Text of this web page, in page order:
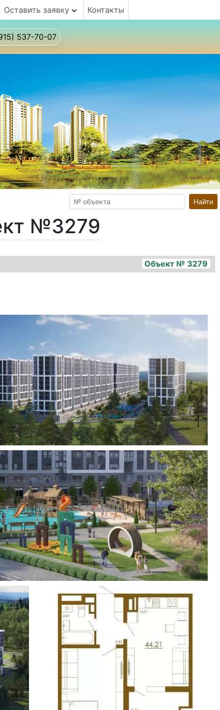
Оставить заявку Контакты
537-70-07
Найти
№3279
Объект № 3279